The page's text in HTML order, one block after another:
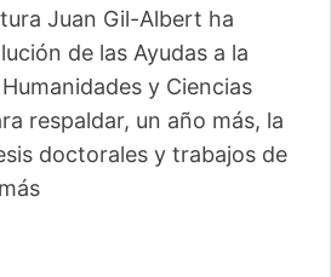
Juan Gil-Albert ha
de las Ayudas a la
y Ciencias
respaldar, un año más, la
doctorales y trabajos de